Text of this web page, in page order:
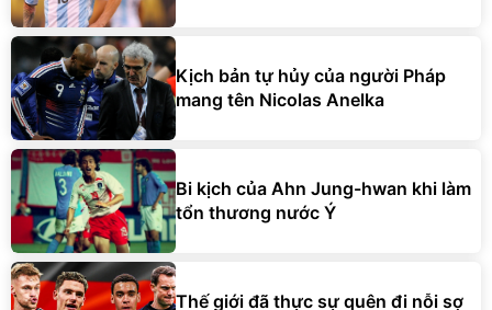
Kịch bản tự hủy của người Pháp
mang tên Nicolas Anelka
Bi kịch của Ahn Jung-hwan khi làm
tổn thương nước Ý
Thế giới đã thực sự quên đi nỗi sợ